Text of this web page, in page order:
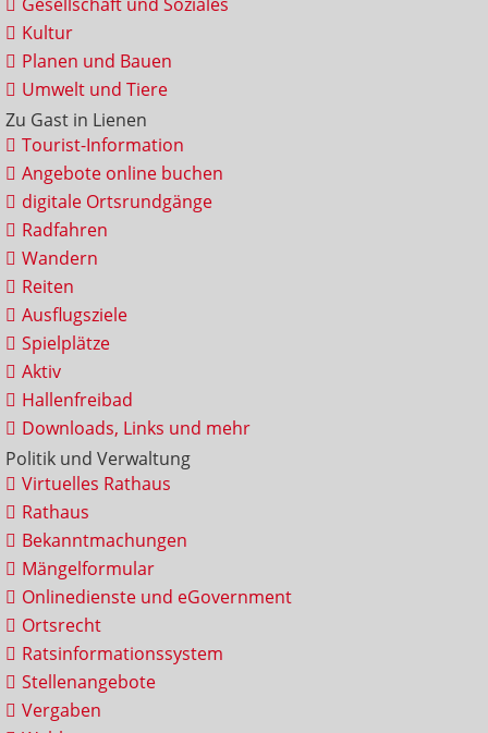
Kultur
Planen und Bauen
Umwelt und Tiere
Zu Gast in Lienen
Tourist-Information
Angebote online buchen
digitale Ortsrundgänge
Radfahren
Wandern
Reiten
Ausflugsziele
Spielplätze
Aktiv
Hallenfreibad
Downloads, Links und mehr
Politik und Verwaltung
Virtuelles Rathaus
Rathaus
Bekanntmachungen
Mängelformular
Onlinedienste und eGovernment
Ortsrecht
Ratsinformationssystem
Stellenangebote
Vergaben